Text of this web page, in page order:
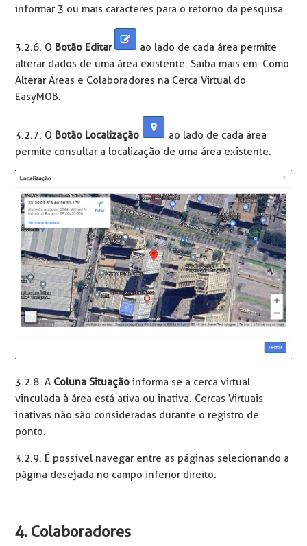
informar 3 ou mais caracteres para o retorno da pesquisa.
3.2.6. O Botão Editar
ao lado de cada área permite
alterar dados de uma área existente. Saiba mais em: Como
Alterar Áreas e Colaboradores na Cerca Virtual do
EasyMOB.
3.2.7. O Botão Localização
ao lado de cada área
permite consultar a localização de uma área existente.
3.2.8. A Coluna Situaçãoinforma se a cerca virtual
vinculada à área está ativa ou inativa. Cercas Virtuais
inativas não são consideradas durante o registro de
ponto.
3.2.9. É possível navegar entre as páginas selecionando a
página desejada no campo inferior direito.
4. Colaboradores